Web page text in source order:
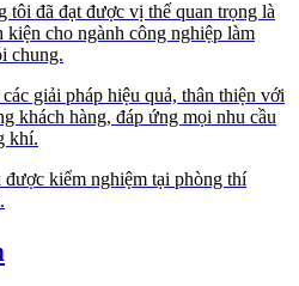
tôi đã đạt được vị thế quan trọng là
kiện cho ngành công nghiệp làm
chung.
giải pháp hiệu quả, thân thiện với
khách hàng, đáp ứng mọi nhu cầu
khí.
được kiểm nghiệm tại phòng thí